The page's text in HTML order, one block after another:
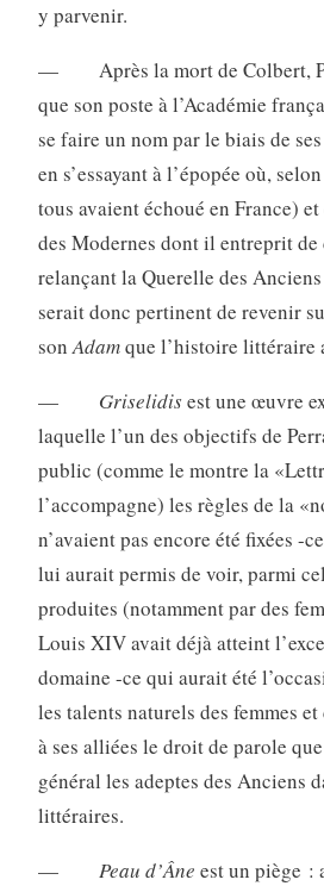
y parvenir.
— Après la mort de Colbert,
que son poste à l’Aca­démie
se faire un nom par le biais de
en s’essayant à l’épopée où,
tous avaient échoué en France)
des Modernes dont il entreprit de
relançant la Querelle des
serait donc pertinent de revenir
sonAdamque l’histoire littéraire
— Griselidisest une œuvre
laquelle l’un des objectifs de
public (comme le montre la
l’accompagne) les règles de la
n’avaient pas encore été fixées -
lui aurait permis de voir, parmi
produites (notamment par des
Louis XIV avait déjà atteint
domaine -ce qui aurait été
les talents naturels des femmes
à ses alliées le droit de parole
général les adeptes des Anciens
littéraires.
— Peau d’Âne est un piège :